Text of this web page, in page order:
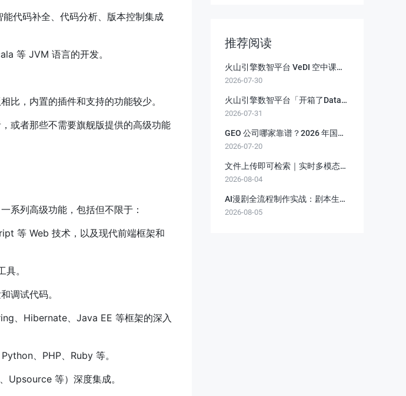
代码补全、代码分析、版本控制集成
等 JVM 语言的开发。
比，内置的插件和支持的功能较少。
或者那些不需要旗舰版提供的高级功能
系列高级功能，包括但不限于：
等 Web 技术，以及现代前端框架和
。
调试代码。
、Hibernate、Java EE 等框架的深入
、PHP、Ruby 等。
Upsource 等）深度集成。
推荐阅读
火山引擎数智平台 VeDI 空中课
程：定期直播公开课，解锁数据应
用新技能！
2026-07-30
火山引擎数智平台「开箱了Data」
合集：3 分钟吃透核心上新功能
2026-07-31
GEO 公司哪家靠谱？2026 年国内
靠谱合规 GEO 优化服务商深度解
析
2026-07-20
文件上传即可检索｜实时多模态向
量链路落地实践分享
2026-08-04
AI漫剧全流程制作实战：剧本生
成、角色设计、分镜拆解、视频生
2026-08-05